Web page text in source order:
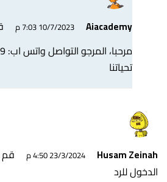
Aiacademy 10/7/2023 7:03 م
مرحبا، المرجو التواصل واتس اب: 0096171879119
تحياتنا
Husam Zeinah 23/3/2024 4:50 م
قم
الدخول للرد